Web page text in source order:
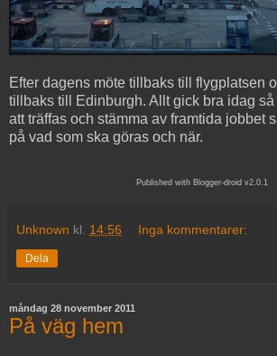
Efter dagens möte tillbaks till flygplatsen
tillbaks till Edinburgh. Allt gick bra idag
att träffas och stämma av framtida jobbet
på vad som ska göras och när.
Published with Blogger-droid v2.0.1
Unknown kl. 14:56 Inga kommentarer:
Dela
måndag 28 november 2011
På väg hem